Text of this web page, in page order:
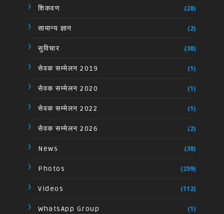
शिकवण (28)
सामान्य ज्ञान (2)
सुविचार (38)
सेवक सम्मेलन 2019 (1)
सेवक सम्मेलन 2020 (1)
सेवक सम्मेलन 2022 (1)
सेवक सम्मेलन 2026 (2)
News (38)
Photos (259)
Videos (112)
WhatsApp Group (1)